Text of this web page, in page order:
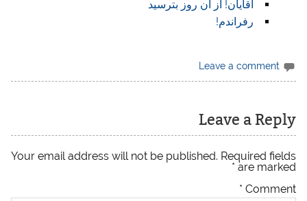
آقایان! از آن روز بترسید
رفراندم!
Leave a comment
Leave a Reply
Your email address will not be published. Required fields
are marked
*
Comment
*